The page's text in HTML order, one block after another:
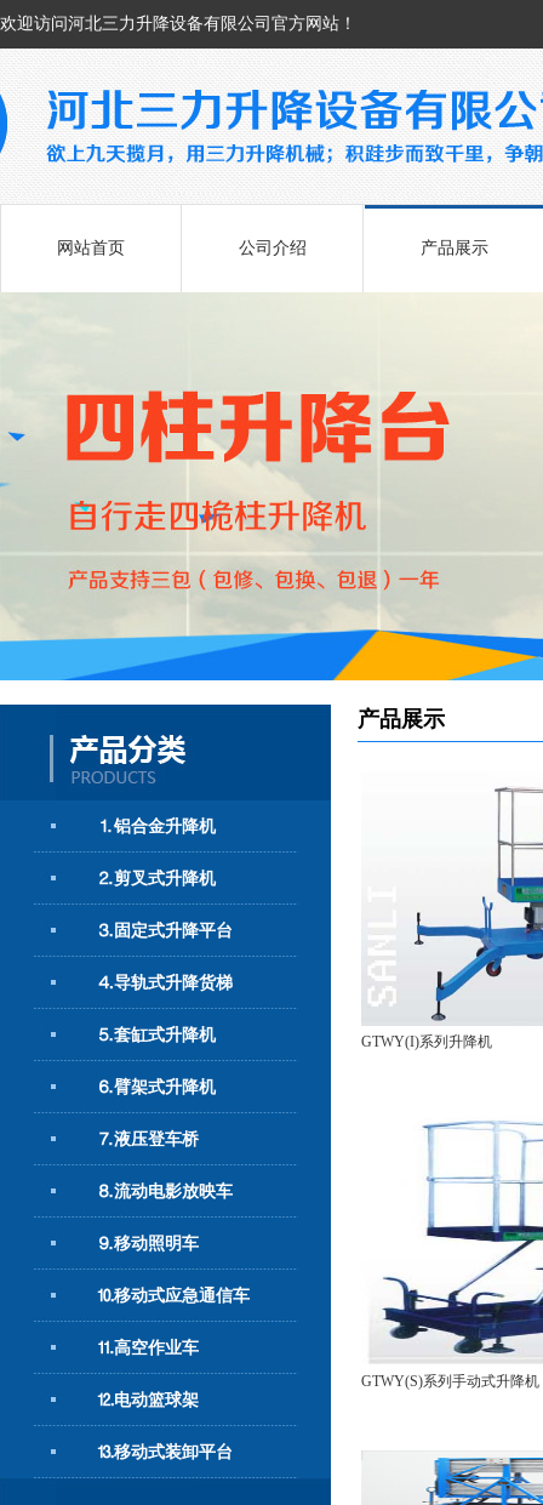
欢迎访问河北三力升降设备有限公司官方网站！
网站首页 公司介绍 产品展示
⒈铝合金升降机
⒉剪叉式升降机
⒊固定式升降平台
⒋导轨式升降货梯
⒌套缸式升降机
⒍臂架式升降机
⒎液压登车桥
⒏流动电影放映车
⒐移动照明车
⒑移动式应急通信车
⒒高空作业车
⒓电动篮球架
⒔移动式装卸平台
产品展示
GTWY(I)系列升降机
GTWY(S)系列手动式升降机